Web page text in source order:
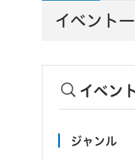
イベント
イベン
ジャンル